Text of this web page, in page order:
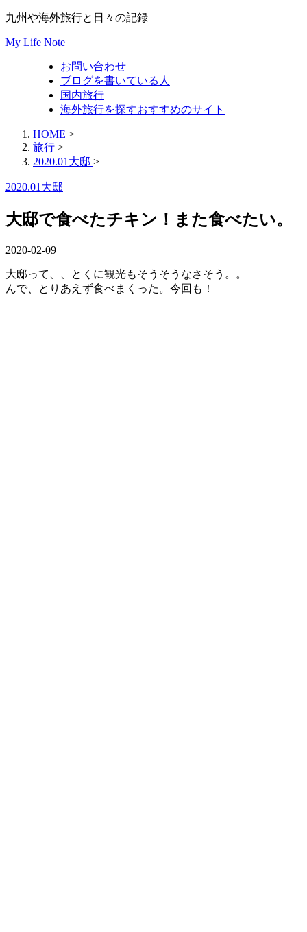
九州や海外旅行と日々の記録
My Life Note
お問い合わせ
ブログを書いている人
国内旅行
海外旅行を探すおすすめのサイト
HOME >
旅行 >
2020.01大邸 >
2020.01大邸
大邸で食べたチキン！また食べたい。
2020-02-09
大邸って、、とくに観光もそうそうなさそう。。
んで、とりあえず食べまくった。今回も！